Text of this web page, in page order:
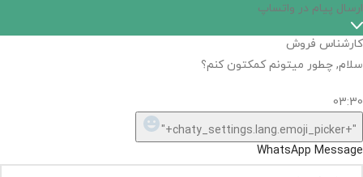
ارسال پیام در واتساپ
کارشناس فروش
سلام, چطور میتونم کمکتون کنم؟
03:30
"+chaty_settings.lang.emoji_picker+"
WhatsApp Message